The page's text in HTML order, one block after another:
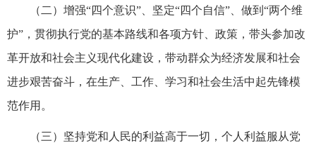
（二）增强“四个意识”、坚定“四个自信”、做到“两个维
护”，贯彻执行党的基本路线和各项方针、政策，带头参加改
革开放和社会主义现代化建设，带动群众为经济发展和社会
进步艰苦奋斗，在生产、工作、学习和社会生活中起先锋模
范作用。
（三）坚持党和人民的利益高于一切，个人利益服从党